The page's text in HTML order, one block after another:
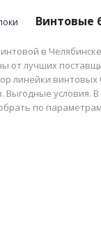
Винтовые
в
от лучших
линейки винтовых
Выгодные условия.
по